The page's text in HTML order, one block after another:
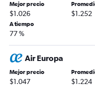
Mejor precio
$1.026 $1.252
A tiempo
77 %
Air Europa
Mejor precio
$1.047 $1.224